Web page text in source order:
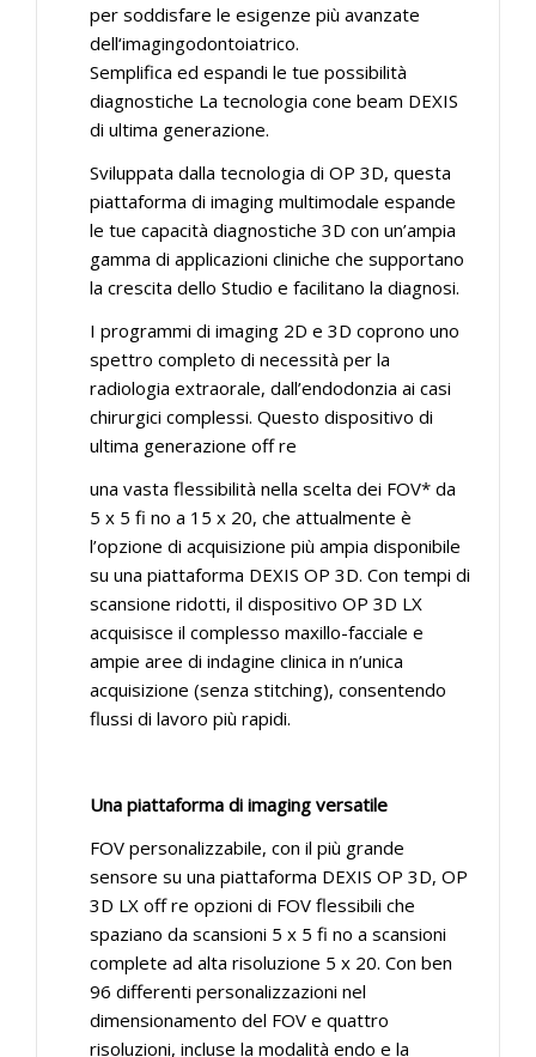
per soddisfare le esigenze più avanzate
dell‘imagingodontoiatrico.
Semplifica ed espandi le tue possibilità
diagnostiche La tecnologia cone beam DEXIS
di ultima generazione.
Sviluppata dalla tecnologia di OP 3D, questa
piattaforma di imaging multimodale espande
le tue capacità diagnostiche 3D con un’ampia
gamma di applicazioni cliniche che supportano
la crescita dello Studio e facilitano la diagnosi.
I programmi di imaging 2D e 3D coprono uno
spettro completo di necessità per la
radiologia extraorale, dall’endodonzia ai casi
chirurgici complessi. Questo dispositivo di
ultima generazione off re
una vasta flessibilità nella scelta dei FOV* da
5 x 5 fi no a 15 x 20, che attualmente è
l’opzione di acquisizione più ampia disponibile
su una piattaforma DEXIS OP 3D. Con tempi di
scansione ridotti, il dispositivo OP 3D LX
acquisisce il complesso maxillo-facciale e
ampie aree di indagine clinica in n’unica
acquisizione (senza stitching), consentendo
flussi di lavoro più rapidi.
Una piattaforma di imaging versatile
FOV personalizzabile, con il più grande
sensore su una piattaforma DEXIS OP 3D, OP
3D LX off re opzioni di FOV flessibili che
spaziano da scansioni 5 x 5 fi no a scansioni
complete ad alta risoluzione 5 x 20. Con ben
96 differenti personalizzazioni nel
dimensionamento del FOV e quattro
risoluzioni, incluse la modalità endo e la